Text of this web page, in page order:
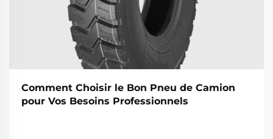
Comment Choisir le Bon Pneu de Camion
pour Vos Besoins Professionnels